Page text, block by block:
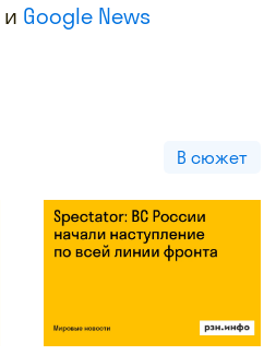
и Google News
В сюжет